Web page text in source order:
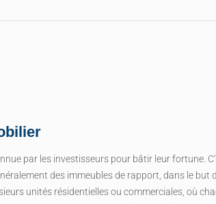
par les investisseurs pour bâtir leur fortune.
des immeubles de rapport, dans le but
unités résidentielles ou commerciales, où